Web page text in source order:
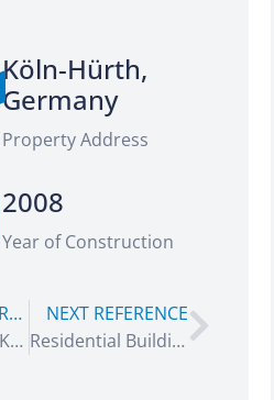
Köln-Hürth,
Germany
Property Address
2008
Year of Construction
PREVIOUS REFERENCE
Office Building, Köln-Hürth
NEXT REFERENCE
Residential Building Istanbul